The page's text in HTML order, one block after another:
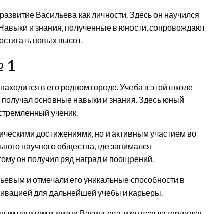
Васильева как личности. Здесь он научился
и знания, полученные в юности, сопровождают
новых высот.
1
в его родном городе. Учеба в этой школе
основные навыки и знания. Здесь юный
ученик.
достижениями, но и активным участием во
научного общества, где занимался
он получил ряд наград и поощрений.
и отмечали его уникальные способности в
для дальнейшей учебы и карьеры.